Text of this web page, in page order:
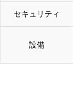
セキュリティ
設備